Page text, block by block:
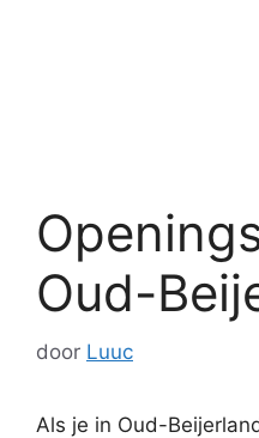
Oud-
door Luuc
Als je in Oud-